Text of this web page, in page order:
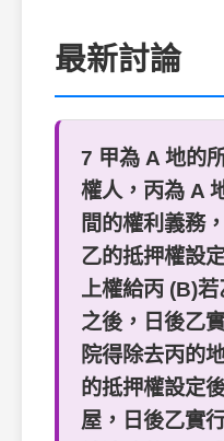
最新討論
7 甲為 A 地的
權人，丙為 A
間的權利義務
乙的抵押權設
上權給丙 (B)
之後，日後乙
院得除去丙的
的抵押權設定
屋，日後乙實